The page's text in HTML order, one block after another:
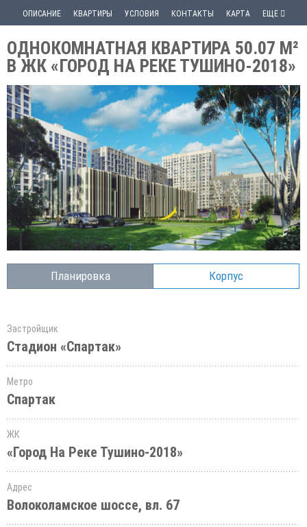
ОПИСАНИЕ КВАРТИРЫ УСЛОВИЯ КОНТАКТЫ КАРТА ЕЩЕ
ОДНОКОМНАТНАЯ КВАРТИРА 50.07 М²
В ЖК «ГОРОД НА РЕКЕ ТУШИНО-2018»
Планировка Корпус
Застройщик
Стадион «Спартак»
Метро
Спартак
ЖК
«Город На Реке Тушино-2018»
Адрес
Волоколамское шоссе, вл. 67